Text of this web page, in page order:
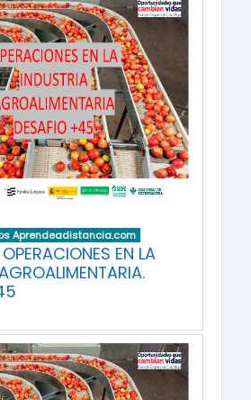
Aprendeadistancia.com
EN LA